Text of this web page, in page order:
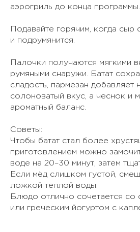
аэрогриль до конца программы.
Подавайте горячим, когда сыр
и подрумянится.
Палочки получаются мягкими
румяными снаружи. Батат
сладость, пармезан добавляет
солоноватый вкус, а чеснок и
ароматный баланс.
Советы:
Чтобы батат стал более
приготовлением можно
воде на 20–30 минут, затем
Если мёд слишком густой,
ложкой тёплой воды.
Блюдо отлично сочетается со
или греческим йогуртом с